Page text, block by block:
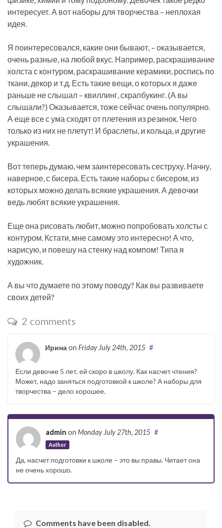
интересует. А вот наборы для творчества – неплохая
идея.
Я поинтересовался, какие они бывают, – оказывается,
очень разные, на любой вкус. Например, раскрашивание
холста с контуром, раскрашивание керамики, роспись по
ткани, декор и т.д. Есть такие вещи, о которых я даже
раньше не слышал – квиллинг, скрапбукинг. (А вы
слышали?) Оказывается, тоже сейчас очень популярно.
А еще все с ума сходят от плетения из резинок. Чего
только из них не плетут! И браслеты, и кольца, и другие
украшения.
Вот теперь думаю, чем заинтересовать сеструху. Начну,
наверное, с бисера. Есть такие наборы с бисером, из
которых можно делать всякие украшения. А девочки
ведь любят всякие украшения.
Еще она рисовать любит, можно попробовать холсты с
контуром. Кстати, мне самому это интересно! А что,
нарисую, и повешу на стенку над компом! Типа я
художник.
А вы что думаете по этому поводу? Как вы развиваете
своих детей?
2 comments
Иринаon Friday July 24th, 2015 #
Если девочке 5 лет, ей скоро в школу. Как насчет чтения?
Может, надо заняться подготовкой к школе? А наборы для
творчества – дело хорошее.
admin on Monday July 27th, 2015
Author
#
Да, насчет подготовки к школе – это вы правы. Читает она
не очень хорошо.
Comments have been disabled.